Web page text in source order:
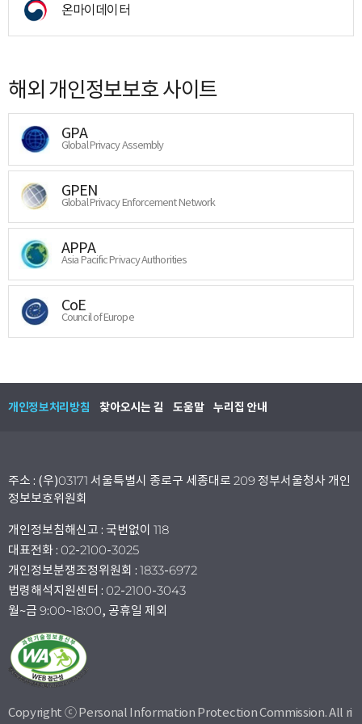
온마이데이터
해외 개인정보보호 사이트
GPA
Global Privacy Assembly
GPEN
Global Privacy Enforcement Network
APPA
Asia Pacific Privacy Authorities
CoE
Council of Europe
개인정보처리방침 찾아오시는 길 도움말 누리집 안내
주소 : (우)03171 서울특별시 종로구 세종대로 209 정부서울청사 개인
정보보호위원회
개인정보침해신고 : 국번없이 118
대표전화 : 02-2100-3025
개인정보분쟁조정위원회 : 1833-6972
법령해석지원센터 : 02-2100-3043
월~금 9:00~18:00, 공휴일 제외
Copyright ⓒ Personal Information Protection Commission. All ri